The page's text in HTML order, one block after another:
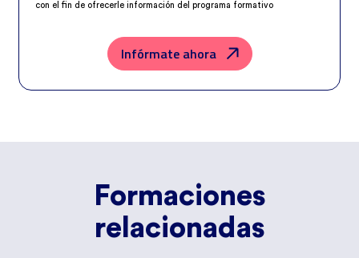
con el fin de ofrecerle información del programa formativo
correspondiente. Compartiremos su solicitud con las empresas que
Grupo Northius
, con el objeto de que estas puedan
hacerle llegar la mejor oferta de productos y servicios de acuerdo a su
petición. Quedan reconocidos los derechos de acceso, rectificación,
Privacidad.
Infórmate ahora
Formaciones
relacionadas